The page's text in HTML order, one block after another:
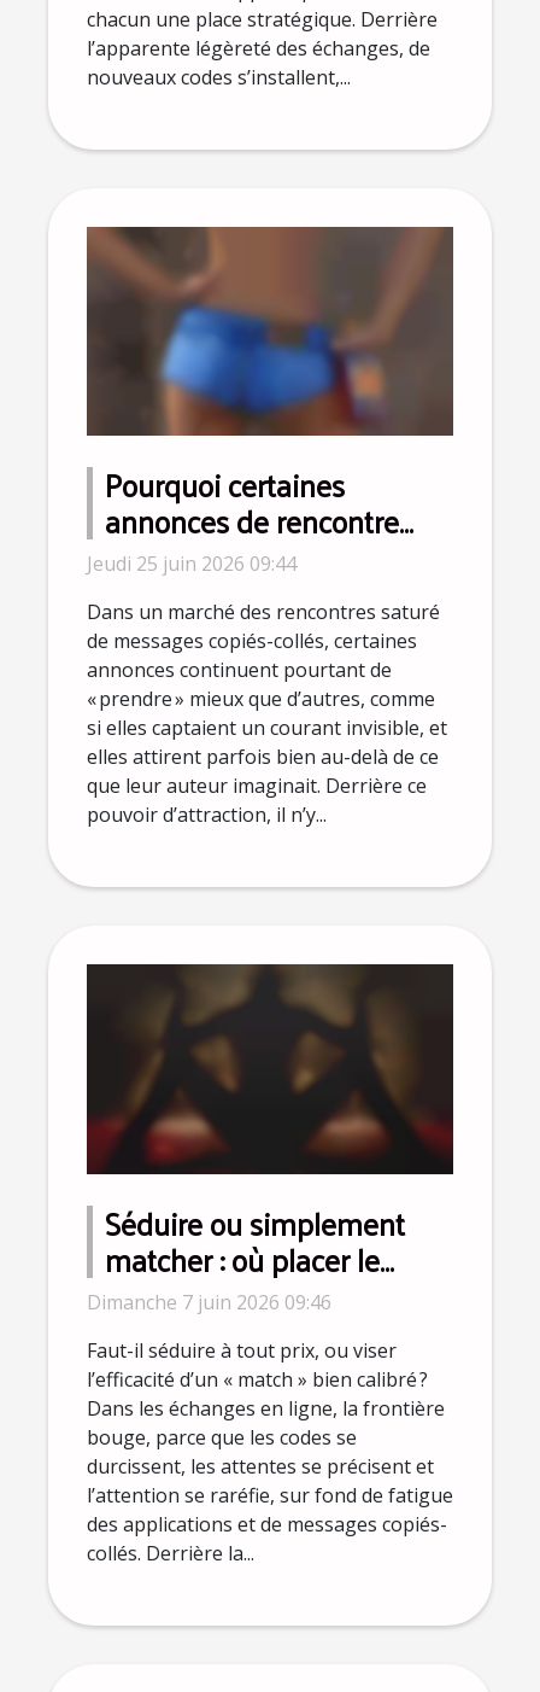
chacun une place stratégique. Derrière
l’apparente légèreté des échanges, de
nouveaux codes s’installent,...
Pourquoi certaines
annonces de rencontre
attirent plus qu'elles ne
devraient
Jeudi 25 juin 2026 09:44
Dans un marché des rencontres saturé
de messages copiés-collés, certaines
annonces continuent pourtant de
« prendre » mieux que d’autres, comme
si elles captaient un courant invisible, et
elles attirent parfois bien au-delà de ce
que leur auteur imaginait. Derrière ce
pouvoir d’attraction, il n’y...
Séduire ou simplement
matcher : où placer le
curseur dans ses échanges
?
Dimanche 7 juin 2026 09:46
Faut-il séduire à tout prix, ou viser
l’efficacité d’un « match » bien calibré ?
Dans les échanges en ligne, la frontière
bouge, parce que les codes se
durcissent, les attentes se précisent et
l’attention se raréfie, sur fond de fatigue
des applications et de messages copiés-
collés. Derrière la...